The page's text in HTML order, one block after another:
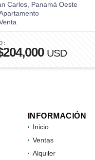
Carlos, Panamá Oeste
USD
INFORMACIÓN
Inicio
Ventas
Alquiler